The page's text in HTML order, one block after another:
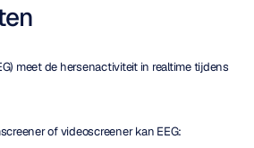
meet de hersenactiviteit in realtime tijdens
of videoscreener kan EEG: